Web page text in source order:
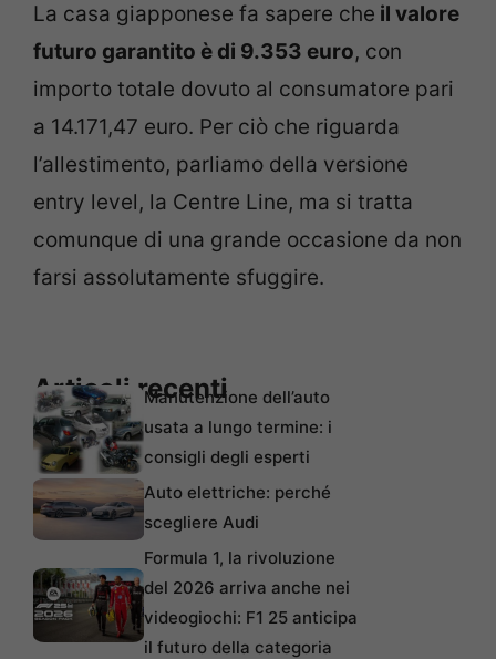
La casa giapponese fa sapere che il valore
futuro garantito è di 9.353 euro, con
importo totale dovuto al consumatore pari
a 14.171,47 euro. Per ciò che riguarda
l’allestimento, parliamo della versione
entry level, la Centre Line, ma si tratta
comunque di una grande occasione da non
farsi assolutamente sfuggire.
Articoli recentiManutenzione dell’auto
usata a lungo termine: i
consigli degli esperti
Auto elettriche: perché
scegliere Audi
Formula 1, la rivoluzione
del 2026 arriva anche nei
videogiochi: F1 25 anticipa
il futuro della categoria